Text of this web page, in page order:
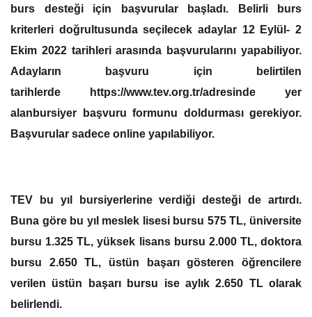
burs desteği için başvurular başladı. Belirli burs
kriterleri doğrultusunda seçilecek adaylar 12 Eylül- 2
Ekim 2022 tarihleri arasında başvurularını yapabiliyor.
Adayların başvuru için belirtilen
tarihlerde https://www.tev.org.tr/adresinde yer
alanbursiyer başvuru formunu doldurması gerekiyor.
Başvurular sadece online yapılabiliyor.
TEV bu yıl bursiyerlerine verdiği desteği de artırdı.
Buna göre bu yıl meslek lisesi bursu 575 TL, üniversite
bursu 1.325 TL, yüksek lisans bursu 2.000 TL, doktora
bursu 2.650 TL, üstün başarı gösteren öğrencilere
verilen üstün başarı bursu ise aylık 2.650 TL olarak
belirlendi.